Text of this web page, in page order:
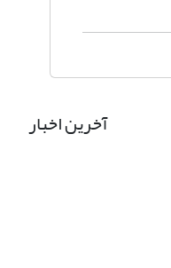
آخرین اخبار